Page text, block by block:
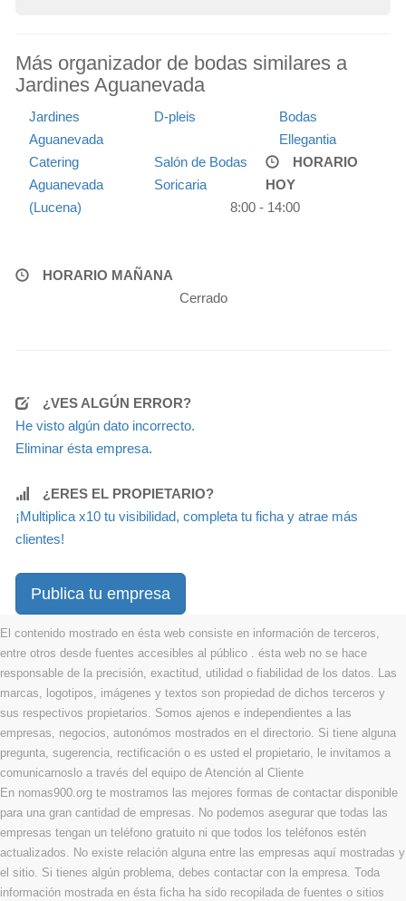
Más organizador de bodas similares a
Jardines Aguanevada
Jardines
Aguanevada
D-pleis
Bodas
Ellegantia
Catering
Aguanevada
(Lucena)
Salón de Bodas
Soricaria
HORARIO
HOY
8:00 - 14:00
HORARIO MAÑANA
Cerrado
¿VES ALGÚN ERROR?
He visto algún dato incorrecto.
Eliminar ésta empresa.
¿ERES EL PROPIETARIO?
¡Multiplica x10 tu visibilidad, completa tu ficha y atrae más
clientes!
Publica tu empresa
El contenido mostrado en ésta web consiste en información de terceros,
entre otros desde fuentes accesibles al público . ésta web no se hace
responsable de la precisión, exactitud, utilidad o fiabilidad de los datos. Las
marcas, logotipos, imágenes y textos son propiedad de dichos terceros y
sus respectivos propietarios. Somos ajenos e independientes a las
empresas, negocios, autonómos mostrados en el directorio. Si tiene alguna
pregunta, sugerencia, rectificación o es usted el propietario, le invitamos a
comunicarnoslo a través del equipo de Atención al Cliente
En nomas900.org te mostramos las mejores formas de contactar disponible
para una gran cantidad de empresas. No podemos asegurar que todas las
empresas tengan un teléfono gratuito ni que todos los teléfonos estén
actualizados. No existe relación alguna entre las empresas aquí mostradas y
el sitio. Si tienes algún problema, debes contactar con la empresa. Toda
información mostrada en ésta ficha ha sido recopilada de fuentes o sitios